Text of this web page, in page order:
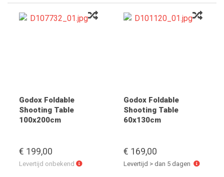
Godox Foldable
Shooting Table
100x200cm
€ 199,00
Levertijd onbekend
Levertijd
Godox Foldable
Shooting Table
60x130cm
€ 169,00
Levertijd > dan 5 dagen
Levertijd